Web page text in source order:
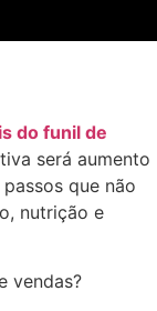
do funil de
será aumento
que não
nutrição e
vendas?